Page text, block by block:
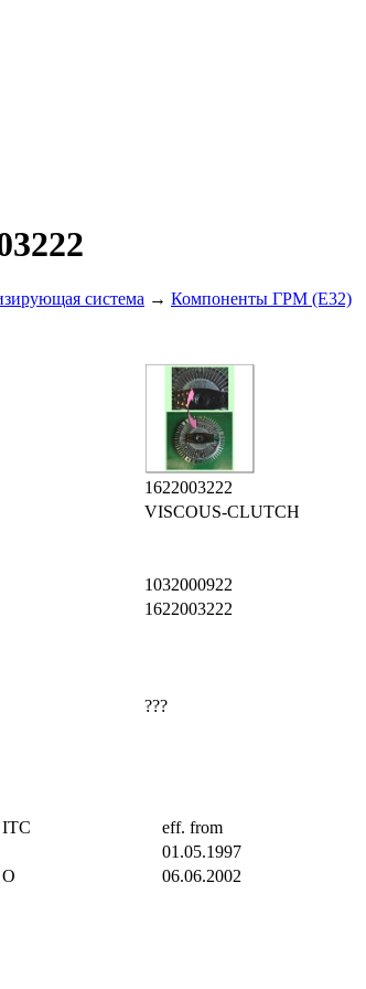
система → Компоненты ГРМ (E32)
1622003222
VISCOUS-CLUTCH
1032000922
1622003222
???
ITC eff. from
01.05.1997
O 06.06.2002